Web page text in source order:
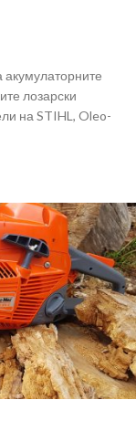
акумулаторните
лозарски
на STIHL, Oleo-